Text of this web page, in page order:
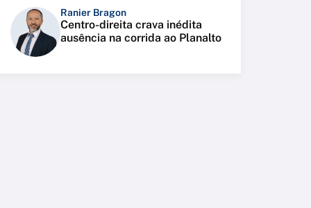
Ranier Bragon
Centro-direita crava inédita
ausência na corrida ao Planalto